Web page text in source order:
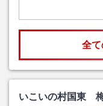
全
いこいの村国東